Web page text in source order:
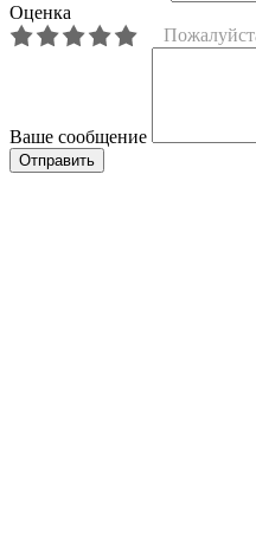
Оценка
Ваше сообщение